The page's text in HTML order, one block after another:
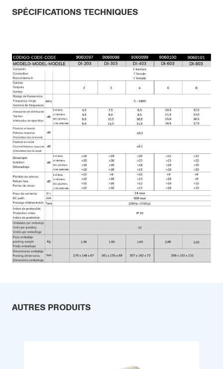
SPÉCIFICATIONS TECHNIQUES
AUTRES PRODUITS